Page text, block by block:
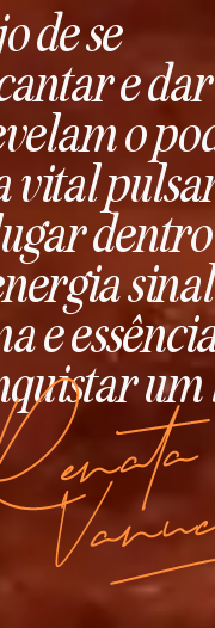
de se
e dar
o
vital
e